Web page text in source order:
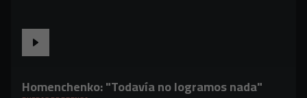
Homenchenko: "Todavía no logramos nada"